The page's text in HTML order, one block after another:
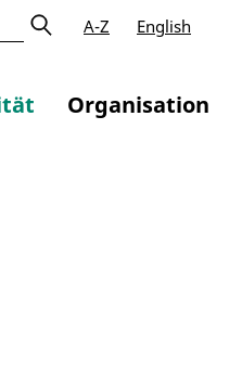
A-Z English
Organisation